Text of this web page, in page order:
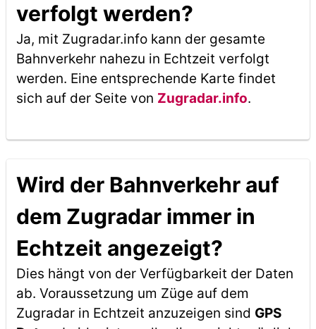
verfolgt werden?
Ja, mit Zugradar.info kann der gesamte
Bahnverkehr nahezu in Echtzeit verfolgt
werden. Eine entsprechende Karte findet
sich auf der Seite von Zugradar.info.
Wird der Bahnverkehr auf
dem Zugradar immer in
Echtzeit angezeigt?
Dies hängt von der Verfügbarkeit der Daten
ab. Voraussetzung um Züge auf dem
Zugradar in Echtzeit anzuzeigen sind GPS